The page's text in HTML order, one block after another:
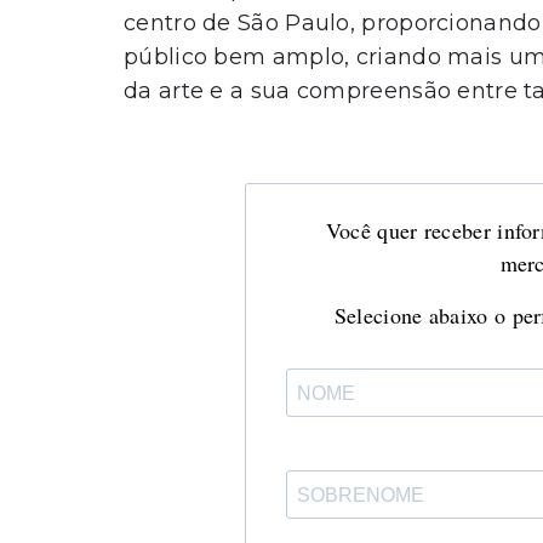
centro de São Paulo,
público bem amplo, criando mais
da arte e a sua compreensão entre
Você quer receber
Selecione abaixo o